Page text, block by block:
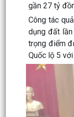
gần 27 tỷ
Công tác
dụng đất
trọng điểm
Quốc lộ 5